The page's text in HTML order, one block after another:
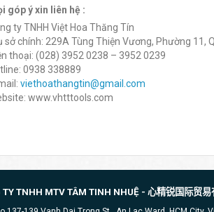
góp ý xin liên hệ :
ty TNHH Việt Hoa Thăng Tín
sở chính: 229A Tùng Thiện Vương, Phường 11,
thoại: (028) 3952 0238 – 3952 0239
0938 338889
viethoathangtin@gmail.com
www.vhtttools.com
TY TNHH MTV TÂM TINH NHUỆ - 心精锐国际贸易